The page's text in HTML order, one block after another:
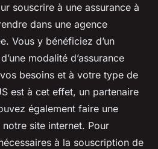
souscrire à une assurance à
dans une agence
Vous y bénéficiez d’un
modalité d’assurance
besoins et à votre type de
est à cet effet, un partenaire
également faire une
site internet. Pour
à la souscription de